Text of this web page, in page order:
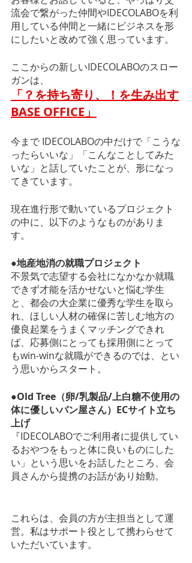
流会で繋がった仲間やIDECOLABOを利
用している仲間と一緒にビジネスを形
にしたいと改めて強く思っています。
ここからの新しいIDECOLABOのスロー
ガンは、
「？を持ち寄り、！を生み出す
BASE OFFICE」
今まで IDECOLABOの中だけで「こうな
ったらいいな」「こんなことしてみた
いな」と話していたことが、形になっ
てきています。
現在進行形で動いているプロジェクト
の中に、以下のようなものがありま
す。
●地産地消の就職プロジェクト
不景気で志望する会社になかなか就職
できず才能を活かせないと悩む学生
と、都会の大企業に優秀な学生を取ら
れ、ほしい人材の確保に苦しむ地方の
優良起業をうまくマッチングできれ
ば、応募側にとっても採用側にとって
もwin-winな就職ができるのでは、とい
う思いからスタート。
●Old Tree（卵/乳製品/上白糖不使用の
体に優しいパン屋さん）ECサイト立ち
上げ
『IDECOLABOでご利用者に提供してい
るおやつをもっと体に良いものにした
い」という思いをお話したところ、会
員さんから提携のお話があり始動。
これらは、会員の方が主担当として運
営。私はサポート役として携わらせて
いただいています。